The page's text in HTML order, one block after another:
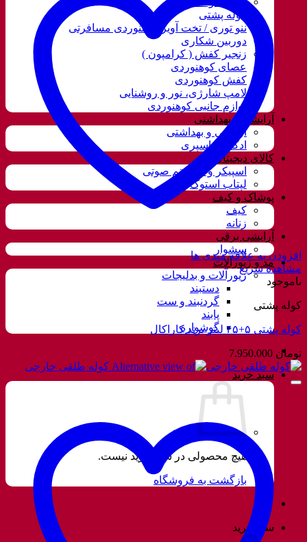
کوله پشتی
ننو توری / تخت آویز کوهنوردی مسافرتی
دوربین شکاری
زنجیر کفش ( کرامپون )
عصای کوهنوردی
کفش کوهنوردی
لامپ شارژی، نور و روشنایی
لوازم جانبی کوهنوردی
آرایشی و بهداشتی
آرایشی و بهداشتی
ادکلن و اسپری
کالای دیجیتال
اسپیکر و سیستم صوتی
لپتاب استوک
پوشاک و کیف
کیف
زنانه
آرایشی برقی
سشوار
مد و زیورآلات
زیورآلات و بدلیجات
دستبند
گردنبند و ست
پابند
گوشواره
سبد خرید
هیچ محصولی در سبد خرید نیست.
بازگشت به فروشگاه
سبد خرید
افزودن به علاقه مندی ها
مشاهده سریع
ناموجود
کوله پشتی
کوله پشتی ۵+۴۵ لیتر برند کاراکال
تومان